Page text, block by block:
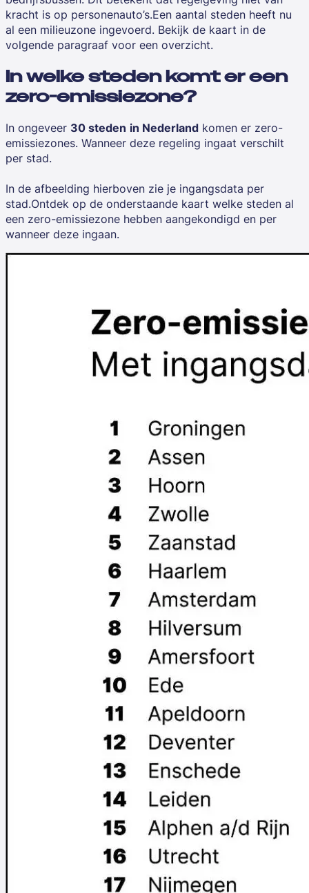
kracht is op personenauto’s.Een aantal steden heeft nu
al een milieuzone ingevoerd. Bekijk de kaart in de
volgende paragraaf voor een overzicht.
In welke steden komt er een
zero-emissiezone?
In ongeveer 30 steden in Nederland komen er zero-
emissiezones. Wanneer deze regeling ingaat verschilt
per stad.
In de afbeelding hierboven zie je ingangsdata per
stad.Ontdek op de onderstaande kaart welke steden al
een zero-emissiezone hebben aangekondigd en per
wanneer deze ingaan.